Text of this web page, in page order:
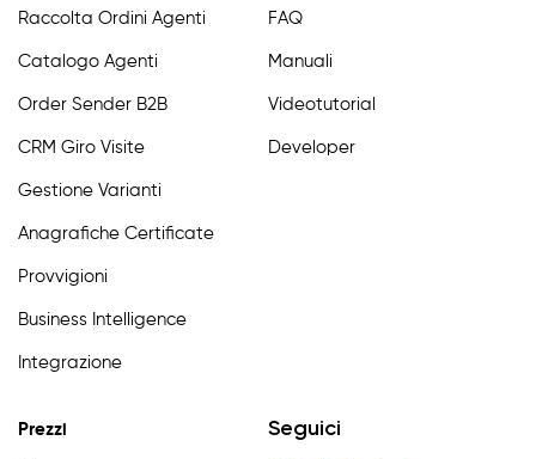
Raccolta Ordini Agenti
Catalogo Agenti
Order Sender B2B
CRM Giro Visite
Gestione Varianti
Anagrafiche Certificate
Provvigioni
Business Intelligence
Integrazione
FAQ
Manuali
Videotutorial
Developer
Prezzi Seguici